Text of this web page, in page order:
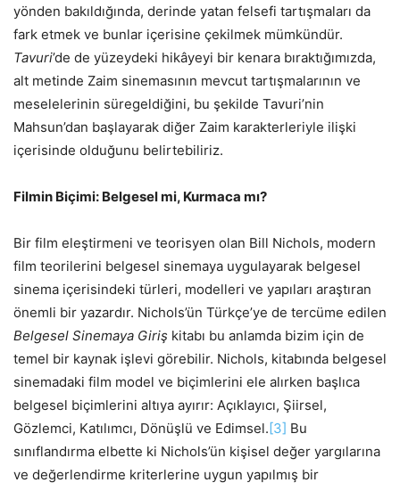
yönden bakıldığında, derinde yatan felsefi tartışmaları da
fark etmek ve bunlar içerisine çekilmek mümkündür.
Tavuri’de de yüzeydeki hikâyeyi bir kenara bıraktığımızda,
alt metinde Zaim sinemasının mevcut tartışmalarının ve
meselelerinin süregeldiğini, bu şekilde Tavuri’nin
Mahsun’dan başlayarak diğer Zaim karakterleriyle ilişki
içerisinde olduğunu belirtebiliriz.
Filmin Biçimi: Belgesel mi, Kurmaca mı?
Bir film eleştirmeni ve teorisyen olan Bill Nichols, modern
film teorilerini belgesel sinemaya uygulayarak belgesel
sinema içerisindeki türleri, modelleri ve yapıları araştıran
önemli bir yazardır. Nichols’ün Türkçe’ye de tercüme edilen
Belgesel Sinemaya Giriş kitabı bu anlamda bizim için de
temel bir kaynak işlevi görebilir. Nichols, kitabında belgesel
sinemadaki film model ve biçimlerini ele alırken başlıca
belgesel biçimlerini altıya ayırır: Açıklayıcı, Şiirsel,
Gözlemci, Katılımcı, Dönüşlü ve Edimsel.[3] Bu
sınıflandırma elbette ki Nichols’ün kişisel değer yargılarına
ve değerlendirme kriterlerine uygun yapılmış bir